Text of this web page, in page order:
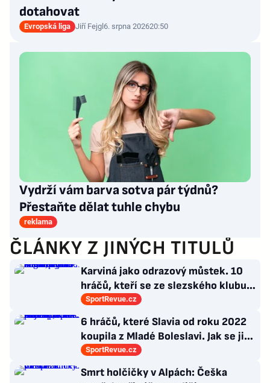
dotahovat
Evropská liga Jiří Fejgl 6. srpna 202620:50
Vydrží vám barva sotva pár týdnů?
Přestaňte dělat tuhle chybu
reklama
ČLÁNKY Z JINÝCH TITULŮ
Karviná jako odrazový můstek. 10
hráčů, kteří se ze slezského klubu
probili k lukrativnímu angažmá
SportRevue.cz
6 hráčů, které Slavia od roku 2022
koupila z Mladé Boleslavi. Jak se jim
po přestupu do Edenu vedlo?
SportRevue.cz
Smrt holčičky v Alpách: Češka